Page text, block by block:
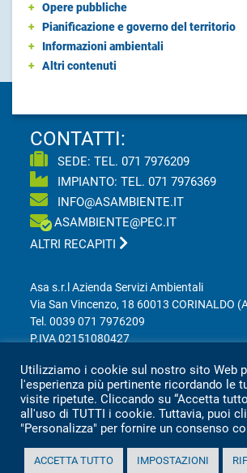
+
Opere pubbliche
+
Pianificazione e governo del territorio
+
Informazioni ambientali
+
Altri contenuti
CONTATTI:
SEDE: TEL.071 7976209
IMPIANTO: TEL.071 7976369
INFO@ASAMBIENTE.IT
ASAMBIENTE@PEC.IT
ALTRI RECAPITI
Asa s.r.l Azienda Servizi Ambientali
Via San Vincenzo, 18 60013 CORINALDO
Tel.0039 071 7976209
P.IVA 02151080427
Informativa sulla privacy per clienti e
Totale visitatori amministrazione
anno 2025
2.360
Utilizziamo i cookie sul nostro sito Web
l'esperienza più pertinente ricordando le
visite ripetute. Cliccando su “Accetta
all'uso di TUTTI i cookie. Tuttavia, puoi
"Personalizza" per fornire un consenso
ACCETTA TUTTO IMPOSTAZIONI